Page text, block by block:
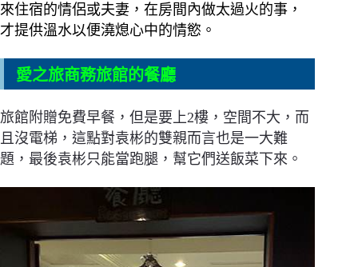
來住宿的情侶或夫妻，在房間內做太過火的事，
才提供溫水以便澆熄心中的情慾。
愛之旅商務旅館的餐廳
旅館附贈免費早餐，但是要上2樓，空間不大，而
且沒電梯，這點對袁彬的雙親而言也是一大難
題，最後袁彬只能當跑腿，幫它們送飯菜下來。